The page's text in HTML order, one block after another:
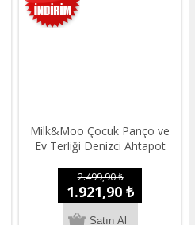
Milk&Moo Çocuk Panço ve
Ev Terliği Denizci Ahtapot
2.499,90 ₺
1.921,90 ₺